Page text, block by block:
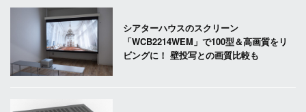
シアターハウスのスクリーン
「WCB2214WEM」で100型＆高画質をリ
ビングに！ 壁投写との画質比較も